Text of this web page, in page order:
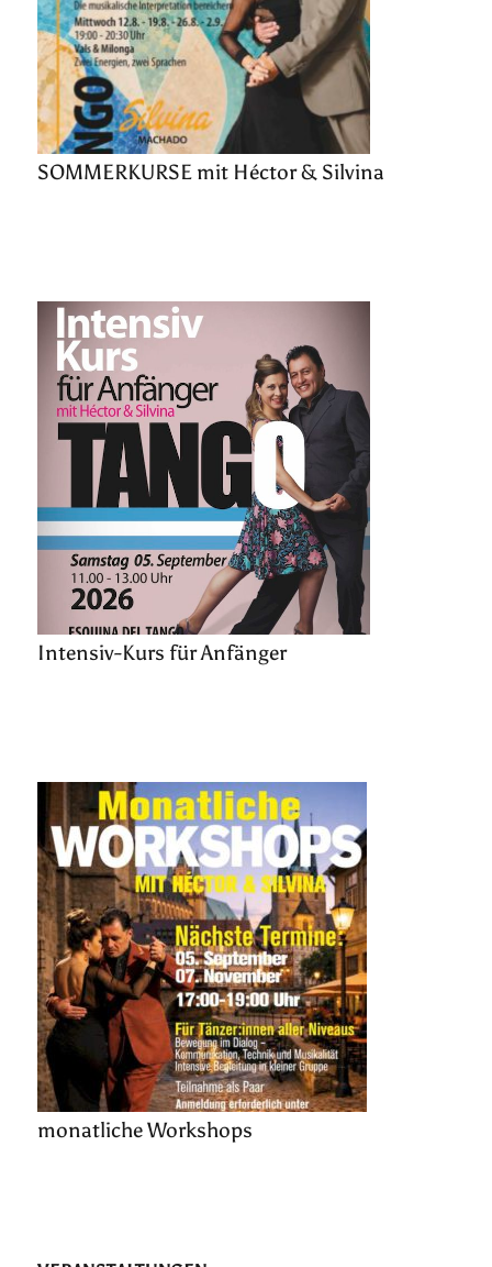
SOMMERKURSE mit Héctor & Silvina
Intensiv-Kurs für Anfänger
monatliche Workshops